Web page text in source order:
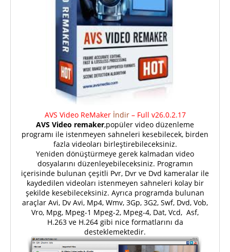
AVS Video ReMaker İndir– Full v26.0.2.17
AVS Video remaker,popüler video düzenleme
programı ile istenmeyen sahneleri kesebilecek, birden
fazla videoları birleştirebileceksiniz.
Yeniden dönüştürmeye gerek kalmadan video
dosyalarını düzenleyebileceksiniz. Programın
içerisinde bulunan çeşitli Pvr, Dvr ve Dvd kameralar ile
kaydedilen videoları istenmeyen sahneleri kolay bir
şekilde kesebileceksiniz. Ayrıca programda bulunan
araçlar Avi, Dv Avi, Mp4, Wmv, 3Gp, 3G2, Swf, Dvd, Vob,
Vro, Mpg, Mpeg-1 Mpeg-2, Mpeg-4, Dat, Vcd, Asf,
H.263 ve H.264 gibi nice formatlarını da
desteklemektedir.